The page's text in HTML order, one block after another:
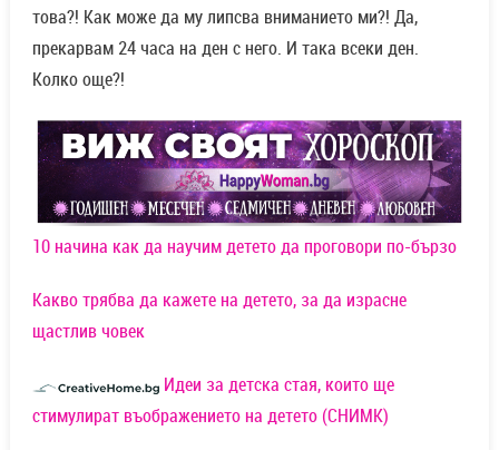
това?! Как може да му липсва вниманието ми?! Да,
прекарвам 24 часа на ден с него. И така всеки ден.
Колко още?!
10 начина как да научим детето да проговори по-бързо
Какво трябва да кажете на детето, за да израсне
щастлив човек
Идеи за детска стая, които ще
стимулират въображението на детето (СНИМК)